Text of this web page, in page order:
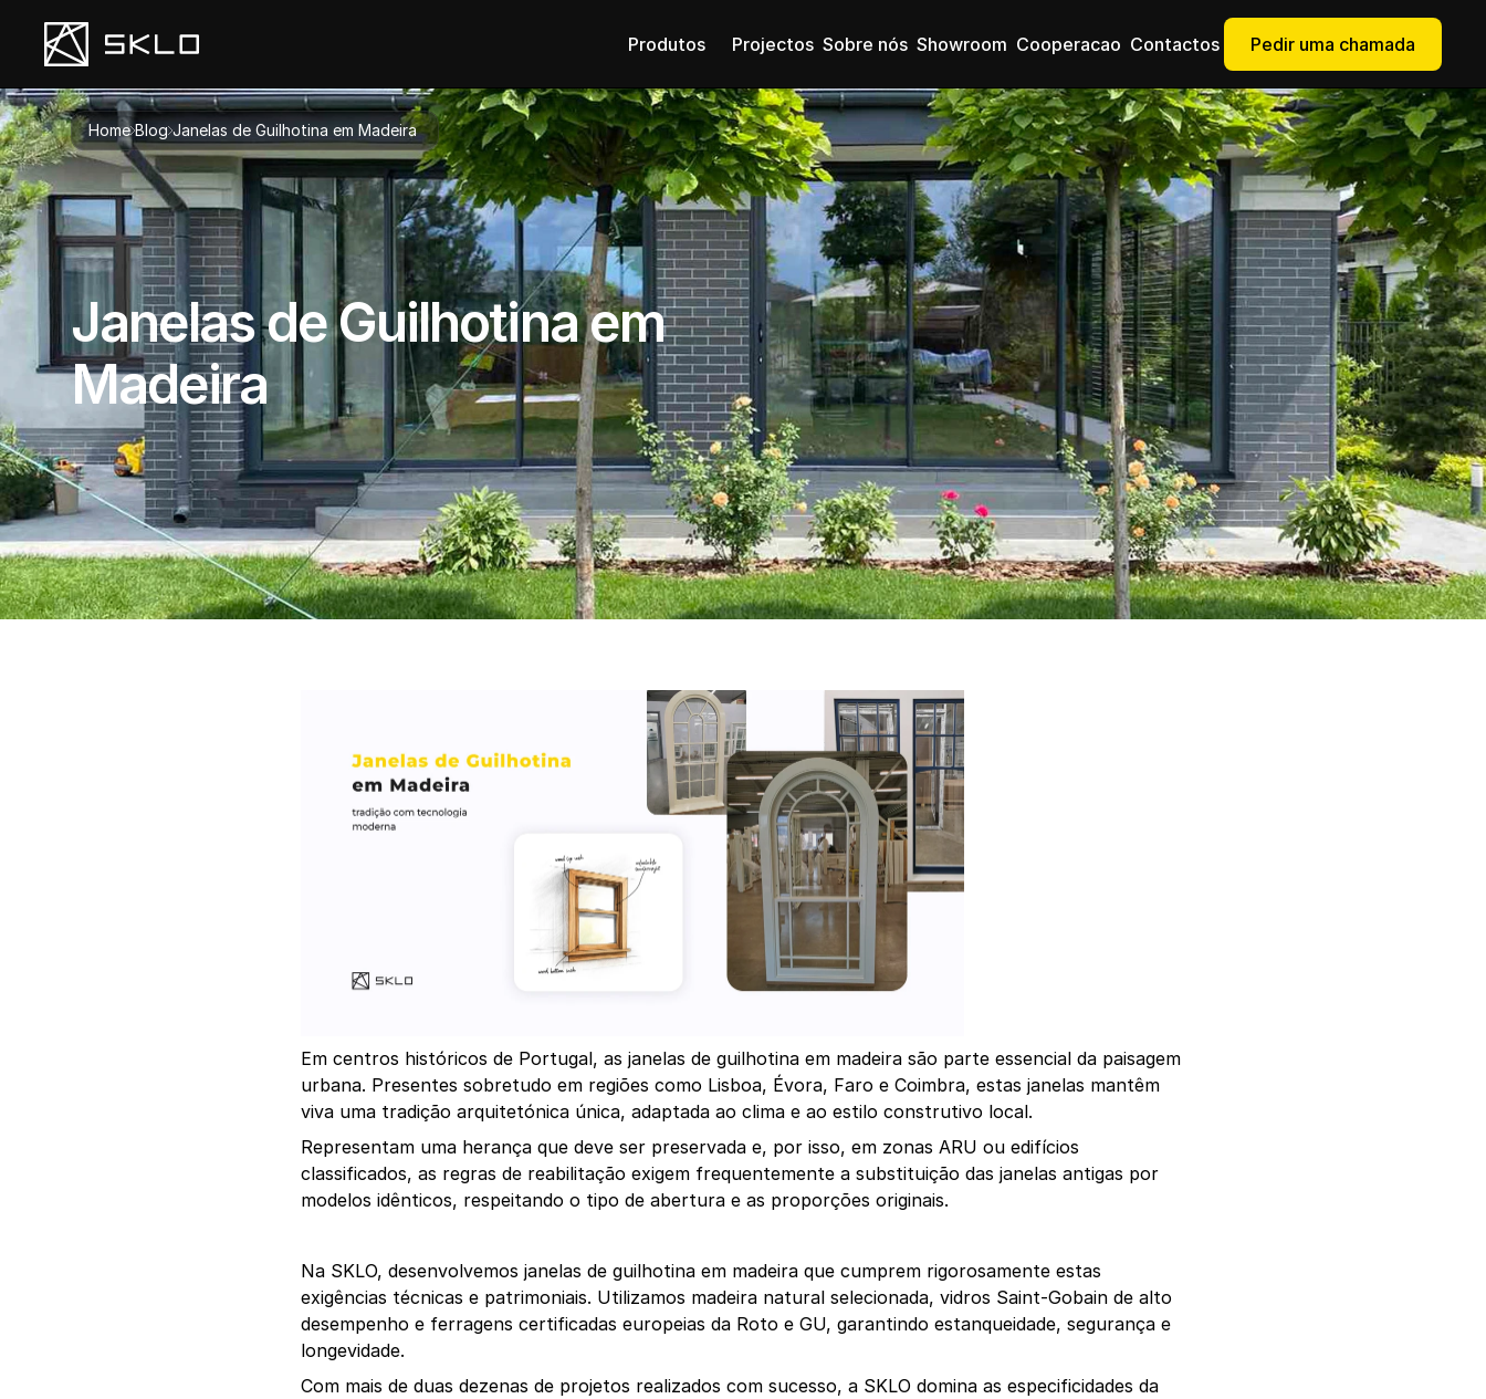
Janelas de Guilhotina em
Madeira
Home Blog Janelas de Guilhotina em Madeira
Em centros históricos de Portugal, as janelas de guilhotina em madeira são parte essencial da paisagem
urbana. Presentes sobretudo em regiões como Lisboa, Évora, Faro e Coimbra, estas janelas mantêm
viva uma tradição arquitetónica única, adaptada ao clima e ao estilo construtivo local.
Representam uma herança que deve ser preservada e, por isso, em zonas ARU ou edifícios
classificados, as regras de reabilitação exigem frequentemente a substituição das janelas antigas por
modelos idênticos, respeitando o tipo de abertura e as proporções originais.
Na SKLO, desenvolvemos janelas de guilhotina em madeira que cumprem rigorosamente estas
exigências técnicas e patrimoniais. Utilizamos madeira natural selecionada, vidros Saint-Gobain de alto
desempenho e ferragens certificadas europeias da Roto e GU, garantindo estanqueidade, segurança e
longevidade.
Com mais de duas dezenas de projetos realizados com sucesso, a SKLO domina as especificidades da
Produtos Projectos Sobre nós Showroom Сooperacao Contactos Pedir uma chamada